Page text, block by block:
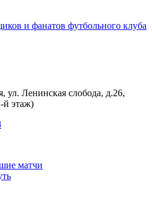
ул. Ленинская слобода, д.26,
й этаж)
матчи